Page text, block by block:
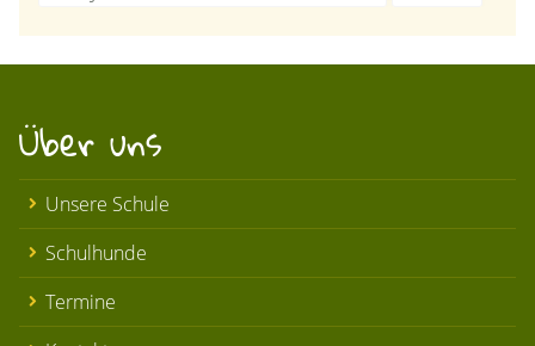
Über uns
Unsere Schule
Schulhunde
Termine